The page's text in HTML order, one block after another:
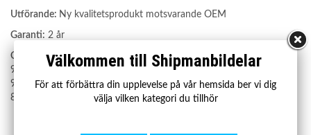
Utförande: Ny kvalitetsprodukt motsvarande OEM
Garanti: 2 år
OE nummer:
9492530
9492914
8628495
Välkommen till Shipmanbildelar
För att förbättra din upplevelse på vår hemsida ber vi dig
välja vilken kategori du tillhör